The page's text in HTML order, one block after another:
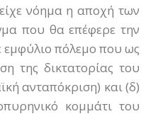
νόημα η αποχή των
που θα επέφερε την
εμφύλιο πόλεμο που ως
της δικτατορίας του
ανταπόκριση) και (δ)
κομμάτι του